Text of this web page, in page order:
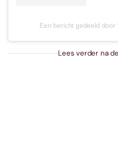
Een bericht gedeeld door
Lees verder na